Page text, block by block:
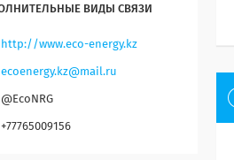
http://www.eco-energy.kz
ecoenergy.kz@mail.ru
@EcoNRG
+77765009156